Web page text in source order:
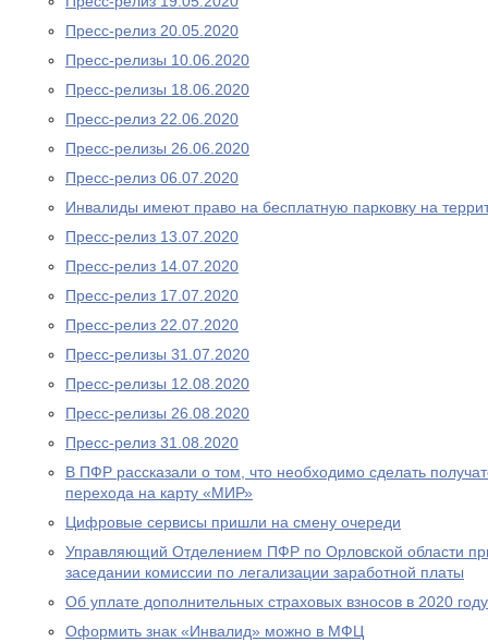
Пресс-релиз 20.05.2020
Пресс-релизы 10.06.2020
Пресс-релизы 18.06.2020
Пресс-релиз 22.06.2020
Пресс-релизы 26.06.2020
Пресс-релиз 06.07.2020
Инвалиды имеют право на бесплатную парковку на
Пресс-релиз 13.07.2020
Пресс-релиз 14.07.2020
Пресс-релиз 17.07.2020
Пресс-релиз 22.07.2020
Пресс-релизы 31.07.2020
Пресс-релизы 12.08.2020
Пресс-релизы 26.08.2020
Пресс-релиз 31.08.2020
В ПФР рассказали о том, что необходимо сделать
перехода на карту «МИР»
Цифровые сервисы пришли на смену очереди
Управляющий Отделением ПФР по Орловской области
заседании комиссии по легализации заработной платы
Об уплате дополнительных страховых взносов в 2020 году
Оформить знак «Инвалид» можно в МФЦ